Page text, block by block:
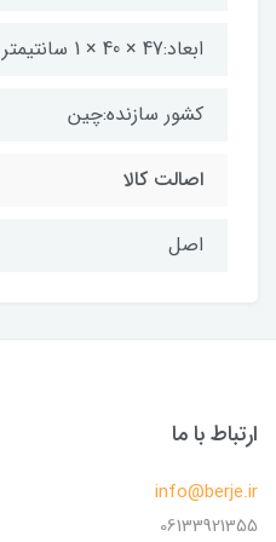
ابعاد:47 × 40 × 1 سانتیمتر
کشور سازنده:چین
اصالت کالا
اصل
ارتباط با ما
info@berje.ir
06133921355